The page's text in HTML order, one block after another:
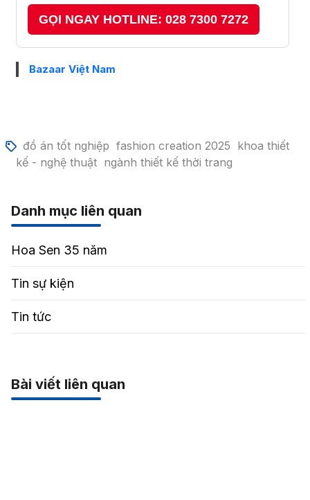
GỌI NGAY HOTLINE: 028 7300 7272
Bazaar Việt Nam
đồ án tốt nghiệp fashion creation 2025 khoa thiết
kế - nghệ thuật ngành thiết kế thời trang
Danh mục liên quan
Hoa Sen 35 năm
Tin sự kiện
Tin tức
Bài viết liên quan